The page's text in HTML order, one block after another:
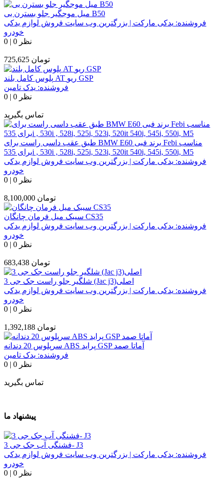
میل موجگیر جلو بسترن بی B50
فروشنده: یدکی مارکت | بزرگترین وب سایت فروش لوازم یدکی
خودرو
0 | 0 نظر
725,625 تومان
پلوس کامل بلند AT ریو GSP
فروشنده: یدک تامین
0 | 0 نظر
تماس بگیرید
طبق عقب داسی راست برای BMW E60 برند فبی Febi مناسب
برای 535i , 530i , 528i, 525i, 523i, 520it 540i, 545i, 550i, M5
فروشنده: یدکی مارکت | بزرگترین وب سایت فروش لوازم یدکی
خودرو
0 | 0 نظر
8,100,000 تومان
سیبک میل فرمان چانگان CS35
فروشنده: یدکی مارکت | بزرگترین وب سایت فروش لوازم یدکی
خودرو
0 | 0 نظر
683,438 تومان
شلگیر جلو راست جک جی 3 (Jac j3)اصلی
فروشنده: یدکی مارکت | بزرگترین وب سایت فروش لوازم یدکی
خودرو
0 | 0 نظر
1,392,188 تومان
سرپلوس 20 دندانه ABS پراید GSP آماتا صمد
فروشنده: یدک تامین
0 | 0 نظر
تماس بگیرید
پیشنهاد ما
فشنگی آب جک جی 3- J3
فروشنده: یدکی مارکت | بزرگترین وب سایت فروش لوازم یدکی
خودرو
0 | 0 نظر